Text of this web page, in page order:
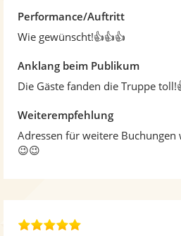
e
n
Performance/Auftritt
Wie gewünscht!👍👍👍
Anklang beim Publikum
Die Gäste fanden die Truppe
Weiterempfehlung
Adressen für weitere Buchungen
😉😉
5